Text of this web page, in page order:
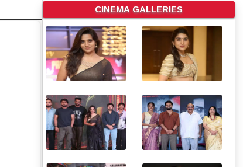
CINEMA GALLERIES